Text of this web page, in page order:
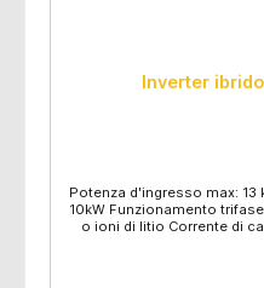
Inverter
Potenza d'ingresso max:
10kW Funzionamento
o ioni di litio Corrente di